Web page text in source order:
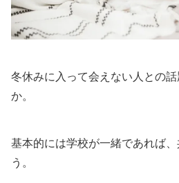
冬休みに入って会えない人との
か。
基本的には学校が一緒であれば
う。